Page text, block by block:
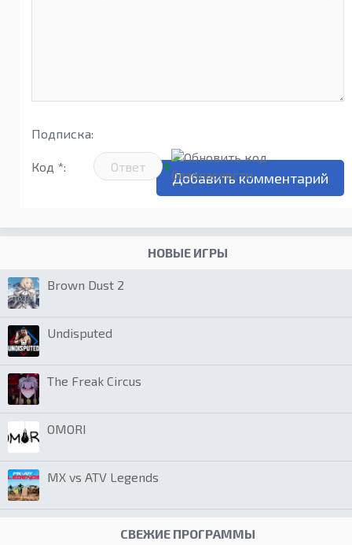
Подписка:
Код *:
НОВЫЕ ИГРЫ
Brown Dust 2
Undisputed
The Freak Circus
OMORI
MX vs ATV Legends
СВЕЖИЕ ПРОГРАММЫ